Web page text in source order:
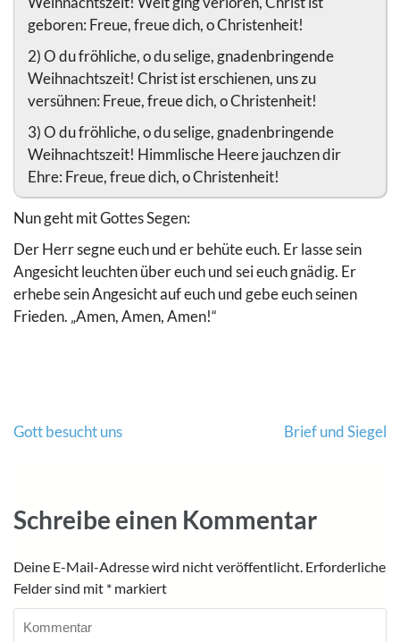
geboren: Freue, freue dich, o Christenheit!
2) O du fröhliche, o du selige, gnadenbringende
Weihnachtszeit! Christ ist erschienen, uns zu
versühnen: Freue, freue dich, o Christenheit!
3) O du fröhliche, o du selige, gnadenbringende
Weihnachtszeit! Himmlische Heere jauchzen dir
Ehre: Freue, freue dich, o Christenheit!
Nun geht mit Gottes Segen:
Der Herr segne euch und er behüte euch. Er lasse sein
Angesicht leuchten über euch und sei euch gnädig. Er
erhebe sein Angesicht auf euch und gebe euch seinen
Frieden. „Amen, Amen, Amen!“
Beitragsnavigation
Gott besucht uns Brief und Siegel
Schreibe einen Kommentar
Deine E-Mail-Adresse wird nicht veröffentlicht. Erforderliche
Felder sind mit * markiert